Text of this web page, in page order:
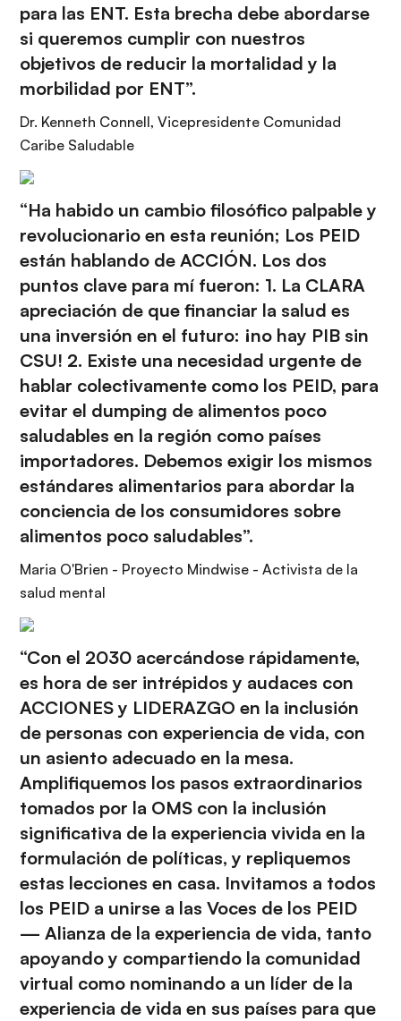
para las ENT. Esta brecha debe abordarse
si queremos cumplir con nuestros
objetivos de reducir la mortalidad y la
morbilidad por ENT”.
Dr. Kenneth Connell, Vicepresidente Comunidad
Caribe Saludable
“Ha habido un cambio filosófico palpable y
revolucionario en esta reunión; Los PEID
están hablando de ACCIÓN. Los dos
puntos clave para mí fueron: 1. La CLARA
apreciación de que financiar la salud es
una inversión en el futuro: ¡no hay PIB sin
CSU! 2. Existe una necesidad urgente de
hablar colectivamente como los PEID, para
evitar el dumping de alimentos poco
saludables en la región como países
importadores. Debemos exigir los mismos
estándares alimentarios para abordar la
conciencia de los consumidores sobre
alimentos poco saludables”.
Maria O'Brien - Proyecto Mindwise - Activista de la
salud mental
“Con el 2030 acercándose rápidamente,
es hora de ser intrépidos y audaces con
ACCIONES y LIDERAZGO en la inclusión
de personas con experiencia de vida, con
un asiento adecuado en la mesa.
Amplifiquemos los pasos extraordinarios
tomados por la OMS con la inclusión
significativa de la experiencia vivida en la
formulación de políticas, y repliquemos
estas lecciones en casa. Invitamos a todos
los PEID a unirse a las Voces de los PEID
— Alianza de la experiencia de vida, tanto
apoyando y compartiendo la comunidad
virtual como nominando a un líder de la
experiencia de vida en sus países para que